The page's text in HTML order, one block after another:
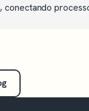
conectando